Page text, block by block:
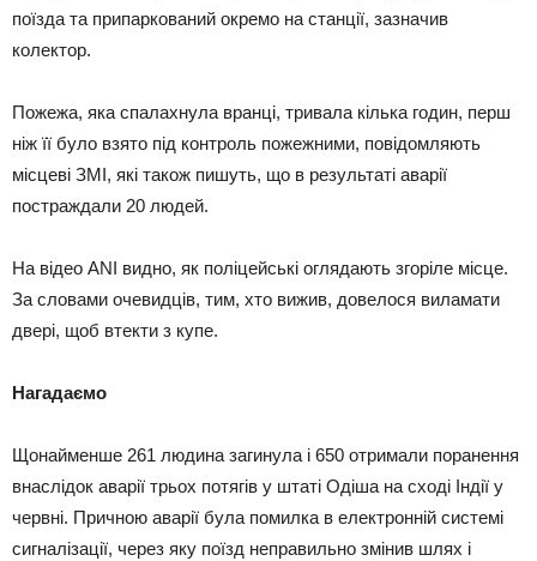
поїзда та припаркований окремо на станції, зазначив
колектор.
Пожежа, яка спалахнула вранці, тривала кілька годин, перш
ніж її було взято під контроль пожежними, повідомляють
місцеві ЗМІ, які також пишуть, що в результаті аварії
постраждали 20 людей.
На відео ANI видно, як поліцейські оглядають згоріле місце.
За словами очевидців, тим, хто вижив, довелося виламати
двері, щоб втекти з купе.
Нагадаємо
Щонайменше 261 людина загинула і 650 отримали поранення
внаслідок аварії трьох потягів у штаті Одіша на сході Індії у
червні. Причною аварії була помилка в електронній системі
сигналізації, через яку поїзд неправильно змінив шлях і